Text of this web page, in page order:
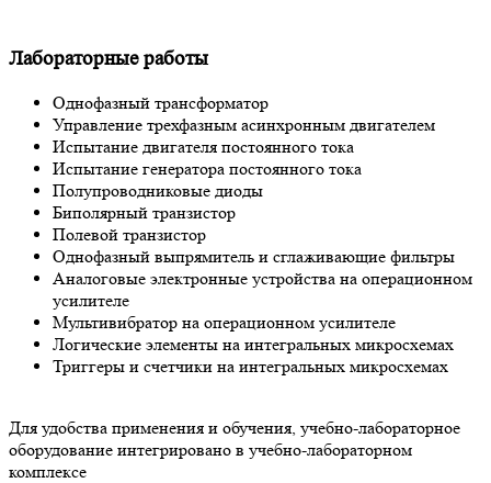
Лабораторные работы
Однофазный трансформатор
Управление трехфазным асинхронным двигателем
Испытание двигателя постоянного тока
Испытание генератора постоянного тока
Полупроводниковые диоды
Биполярный транзистор
Полевой транзистор
Однофазный выпрямитель и сглаживающие фильтры
Аналоговые электронные устройства на операционном
усилителе
Мультивибратор на операционном усилителе
Логические элементы на интегральных микросхемах
Триггеры и счетчики на интегральных микросхемах
Для удобства применения и обучения, учебно-лабораторное
оборудование интегрировано в учебно-лабораторном
комплексе